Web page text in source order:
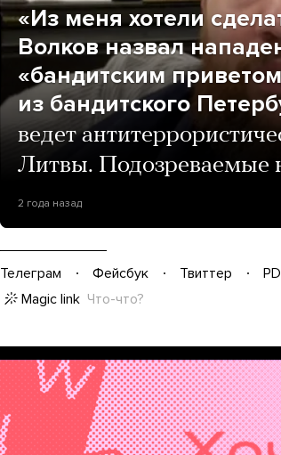
«Из меня хотели
Волков назвал
«бандитским
из бандитского
ведет
Литвы. Подозреваемые
2 года назад
Телеграм Фейсбук Твиттер
Magic link Что-что?